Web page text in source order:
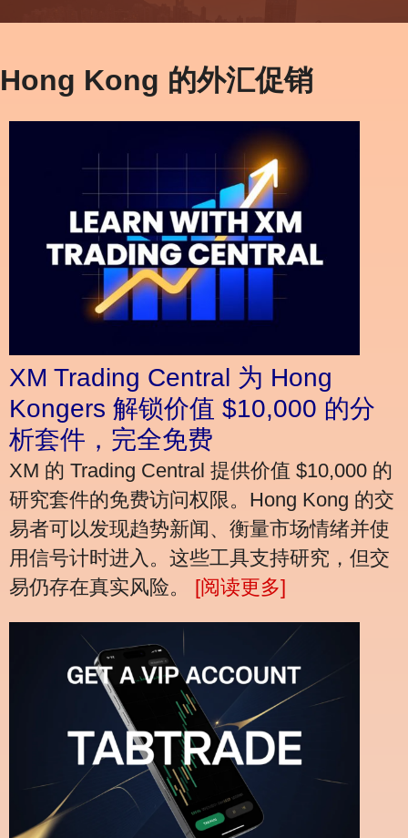
Hong Kong 的外汇促销
XM Trading Central 为 Hong
Kongers 解锁价值 $10,000 的分
析套件，完全免费
XM 的 Trading Central 提供价值 $10,000 的
研究套件的免费访问权限。Hong Kong 的交
易者可以发现趋势新闻、衡量市场情绪并使
用信号计时进入。这些工具支持研究，但交
易仍存在真实风险。 [阅读更多]